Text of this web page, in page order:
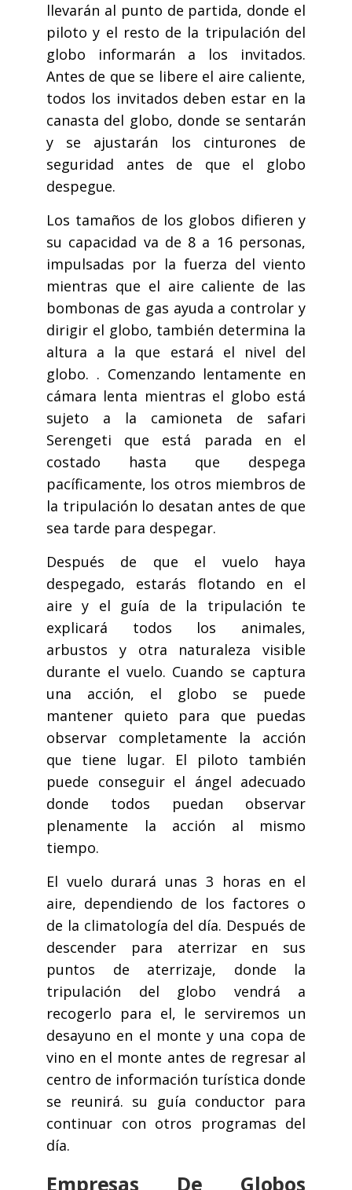
llevarán al punto de partida, donde el
piloto y el resto de la tripulación del
globo informarán a los invitados.
Antes de que se libere el aire caliente,
todos los invitados deben estar en la
canasta del globo, donde se sentarán
y se ajustarán los cinturones de
seguridad antes de que el globo
despegue.
Los tamaños de los globos difieren y
su capacidad va de 8 a 16 personas,
impulsadas por la fuerza del viento
mientras que el aire caliente de las
bombonas de gas ayuda a controlar y
dirigir el globo, también determina la
altura a la que estará el nivel del
globo. . Comenzando lentamente en
cámara lenta mientras el globo está
sujeto a la camioneta de safari
Serengeti que está parada en el
costado hasta que despega
pacíficamente, los otros miembros de
la tripulación lo desatan antes de que
sea tarde para despegar.
Después de que el vuelo haya
despegado, estarás flotando en el
aire y el guía de la tripulación te
explicará todos los animales,
arbustos y otra naturaleza visible
durante el vuelo. Cuando se captura
una acción, el globo se puede
mantener quieto para que puedas
observar completamente la acción
que tiene lugar. El piloto también
puede conseguir el ángel adecuado
donde todos puedan observar
plenamente la acción al mismo
tiempo.
El vuelo durará unas 3 horas en el
aire, dependiendo de los factores o
de la climatología del día. Después de
descender para aterrizar en sus
puntos de aterrizaje, donde la
tripulación del globo vendrá a
recogerlo para el, le serviremos un
desayuno en el monte y una copa de
vino en el monte antes de regresar al
centro de información turística donde
se reunirá. su guía conductor para
continuar con otros programas del
día.
Empresas De Globos